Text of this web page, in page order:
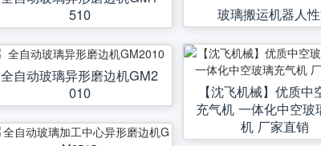
510
全自动玻璃异形磨边机GM2
010
玻璃搬运机器人
【沈飞机械】优质中
充气机 一体化中空玻
机 厂家直销